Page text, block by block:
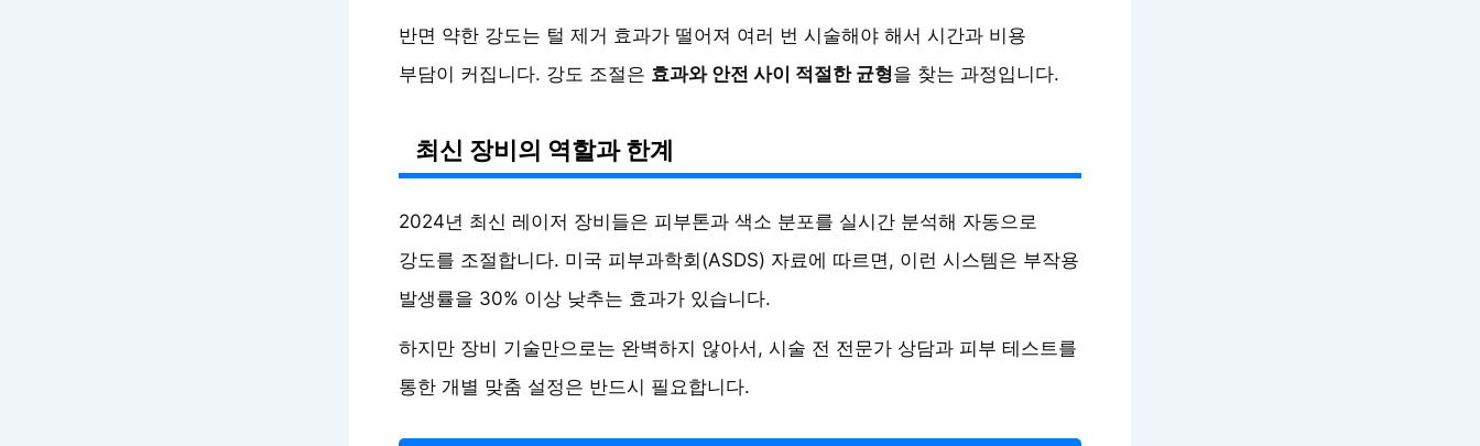
반면 약한 강도는 털 제거 효과가 떨어져 여러 번 시술해야 해서 시간과 비용
부담이 커집니다. 강도 조절은 효과와 안전 사이 적절한 균형을 찾는 과정입니다.
최신 장비의 역할과 한계
2024년 최신 레이저 장비들은 피부톤과 색소 분포를 실시간 분석해 자동으로
강도를 조절합니다. 미국 피부과학회(ASDS) 자료에 따르면, 이런 시스템은 부작용
발생률을 30% 이상 낮추는 효과가 있습니다.
하지만 장비 기술만으로는 완벽하지 않아서, 시술 전 전문가 상담과 피부 테스트를
통한 개별 맞춤 설정은 반드시 필요합니다.